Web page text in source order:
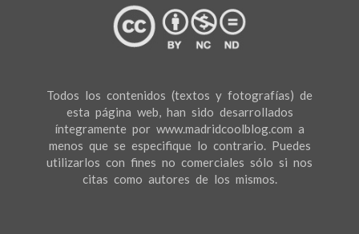
Todos los contenidos (textos y fotografías) de
esta página web, han sido desarrollados
íntegramente por www.madridcoolblog.com a
menos que se especifique lo contrario. Puedes
utilizarlos con fines no comerciales sólo si nos
citas como autores de los mismos.